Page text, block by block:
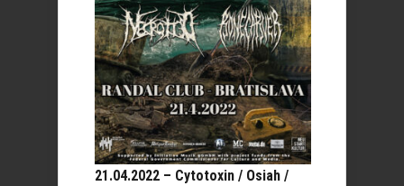
21.04.2022 – Cytotoxin / Osiah /